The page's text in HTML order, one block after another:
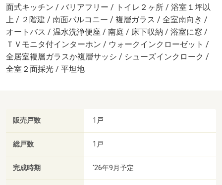
面式キッチン / バリアフリー / トイレ２ヶ所 / 浴室１坪以
上 / ２階建 / 南面バルコニー / 複層ガラス / 全室南向き /
オートバス / 温水洗浄便座 / 南庭 / 床下収納 / 浴室に窓 /
ＴＶモニタ付インターホン / ウォークインクローゼット /
全居室複層ガラスか複層サッシ / シューズインクローク /
全室２面採光 / 平坦地
販売戸数 1戸
総戸数 1戸
完成時期 '26年9月予定